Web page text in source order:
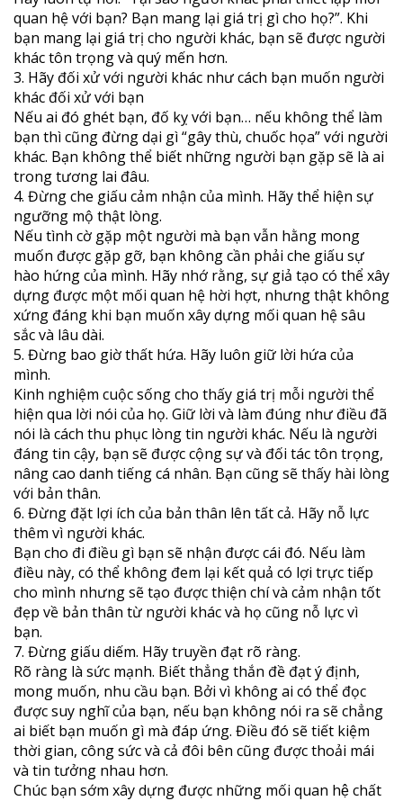
quan hệ với bạn? Bạn mang lại giá trị gì cho họ?”. Khi
bạn mang lại giá trị cho người khác, bạn sẽ được người
khác tôn trọng và quý mến hơn.
3. Hãy đối xử với người khác như cách bạn muốn người
khác đối xử với bạn
Nếu ai đó ghét bạn, đố kỵ với bạn… nếu không thể làm
bạn thì cũng đừng dại gì “gây thù, chuốc họa” với người
khác. Bạn không thể biết những người bạn gặp sẽ là ai
trong tương lai đâu.
4. Đừng che giấu cảm nhận của mình. Hãy thể hiện sự
ngưỡng mộ thật lòng.
Nếu tình cờ gặp một người mà bạn vẫn hằng mong
muốn được gặp gỡ, bạn không cần phải che giấu sự
hào hứng của mình. Hãy nhớ rằng, sự giả tạo có thể xây
dựng được một mối quan hệ hời hợt, nhưng thật không
xứng đáng khi bạn muốn xây dựng mối quan hệ sâu
sắc và lâu dài.
5. Đừng bao giờ thất hứa. Hãy luôn giữ lời hứa của
mình.
Kinh nghiệm cuộc sống cho thấy giá trị mỗi người thể
hiện qua lời nói của họ. Giữ lời và làm đúng như điều đã
nói là cách thu phục lòng tin người khác. Nếu là người
đáng tin cậy, bạn sẽ được cộng sự và đối tác tôn trọng,
nâng cao danh tiếng cá nhân. Bạn cũng sẽ thấy hài lòng
với bản thân.
6. Đừng đặt lợi ích của bản thân lên tất cả. Hãy nỗ lực
thêm vì người khác.
Bạn cho đi điều gì bạn sẽ nhận được cái đó. Nếu làm
điều này, có thể không đem lại kết quả có lợi trực tiếp
cho mình nhưng sẽ tạo được thiện chí và cảm nhận tốt
đẹp về bản thân từ người khác và họ cũng nỗ lực vì
bạn.
7. Đừng giấu diếm. Hãy truyền đạt rõ ràng.
Rõ ràng là sức mạnh. Biết thẳng thắn đề đạt ý định,
mong muốn, nhu cầu bạn. Bởi vì không ai có thể đọc
được suy nghĩ của bạn, nếu bạn không nói ra sẽ chẳng
ai biết bạn muốn gì mà đáp ứng. Điều đó sẽ tiết kiệm
thời gian, công sức và cả đôi bên cũng được thoải mái
và tin tưởng nhau hơn.
Chúc bạn sớm xây dựng được những mối quan hệ chất